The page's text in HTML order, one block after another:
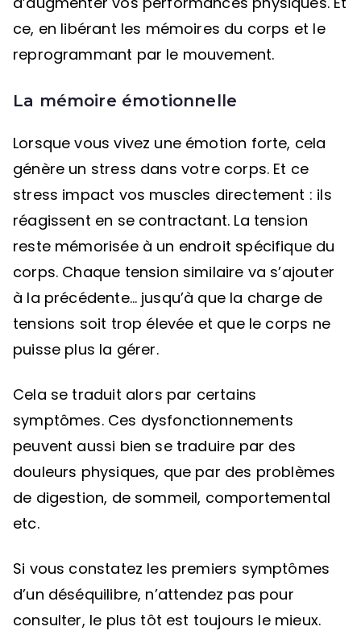
ce, en libérant les mémoires du corps et le
reprogrammant par le mouvement.
La mémoire émotionnelle
Lorsque vous vivez une émotion forte, cela
génère un stress dans votre corps. Et ce
stress impact vos muscles directement : ils
réagissent en se contractant. La tension
reste mémorisée à un endroit spécifique du
corps. Chaque tension similaire va s’ajouter
à la précédente… jusqu’à que la charge de
tensions soit trop élevée et que le corps ne
puisse plus la gérer.
Cela se traduit alors par certains
symptômes. Ces dysfonctionnements
peuvent aussi bien se traduire par des
douleurs physiques, que par des problèmes
de digestion, de sommeil, comportemental
etc.
Si vous constatez les premiers symptômes
d’un déséquilibre, n’attendez pas pour
consulter, le plus tôt est toujours le mieux.